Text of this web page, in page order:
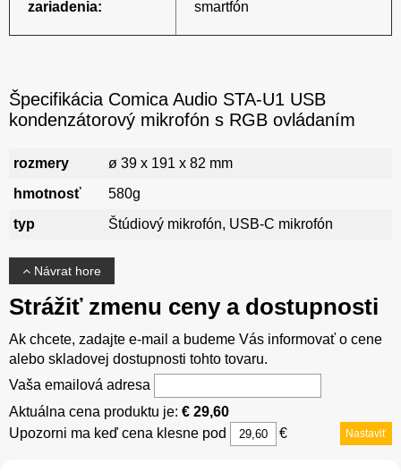
zariadenia: smartfón
Špecifikácia Comica Audio STA-U1 USB
kondenzátorový mikrofón s RGB ovládaním
rozmery
ø 39 x 191 x 82 mm
hmotnosť
580g
typ
Štúdiový mikrofón, USB-C mikrofón
Návrat hore
Strážiť zmenu ceny a dostupnosti
Ak chcete, zadajte e-mail a budeme Vás informovať o cene
alebo skladovej dostupnosti tohto tovaru.
Vaša emailová adresa
Aktuálna cena produktu je: € 29,60
Upozorni ma keď cena klesne pod
€ Nastaviť